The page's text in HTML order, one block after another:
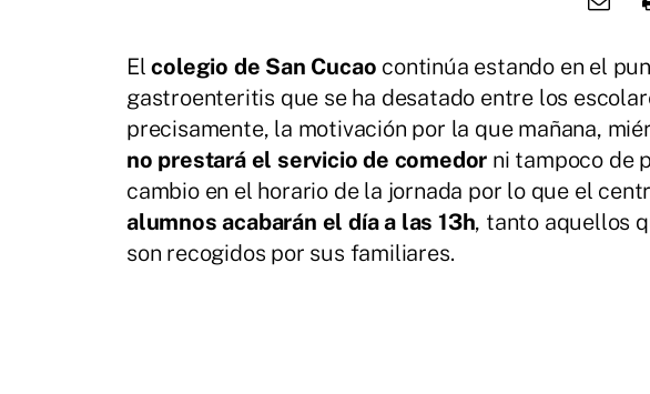
Elcolegio de San Cucao continúa estando en el
gastroenteritis que se ha desatado entre los
precisamente, la motivación por la que mañana,
no prestará el servicio de comedor ni tampoco de
cambio en el horario de la jornada por lo que el
alumnos acabarán el día a las 13h, tanto aquellos
son recogidos por sus familiares.